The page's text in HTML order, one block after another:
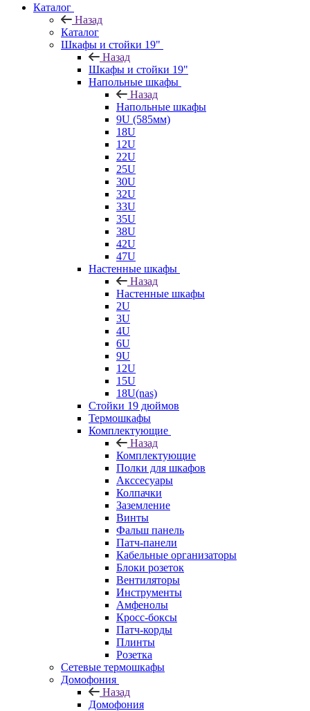
Каталог
Назад
Каталог
Шкафы и стойки 19"
Назад
Шкафы и стойки 19"
Напольные шкафы
Назад
Напольные шкафы
9U (585мм)
18U
12U
22U
25U
30U
32U
33U
35U
38U
42U
47U
Настенные шкафы
Назад
Настенные шкафы
2U
3U
4U
6U
9U
12U
15U
18U(nas)
Стойки 19 дюймов
Термошкафы
Комплектующие
Назад
Комплектующие
Полки для шкафов
Акссесуары
Колпачки
Заземление
Винты
Фальш панель
Патч-панели
Кабельные организаторы
Блоки розеток
Вентиляторы
Инструменты
Амфенолы
Кросс-боксы
Патч-корды
Плинты
Розетка
Сетевые термошкафы
Домофония
Назад
Домофония